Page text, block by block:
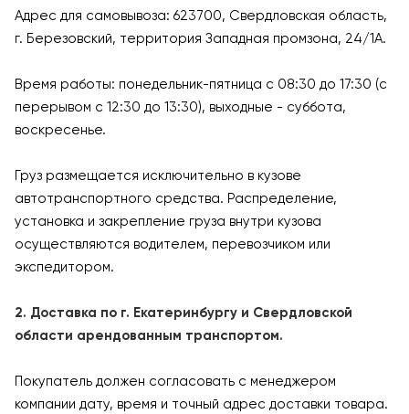
Адрес для самовывоза: 623700, Свердловская область,
г. Березовский, территория Западная промзона, 24/1А.
Время работы: понедельник-пятница с 08:30 до 17:30 (с
перерывом с 12:30 до 13:30), выходные - суббота,
воскресенье.
Груз размещается исключительно в кузове
автотранспортного средства. Распределение,
установка и закрепление груза внутри кузова
осуществляются водителем, перевозчиком или
экспедитором.
2. Доставка по г. Екатеринбургу и Свердловской
области арендованным транспортом.
Покупатель должен согласовать с менеджером
компании дату, время и точный адрес доставки товара.